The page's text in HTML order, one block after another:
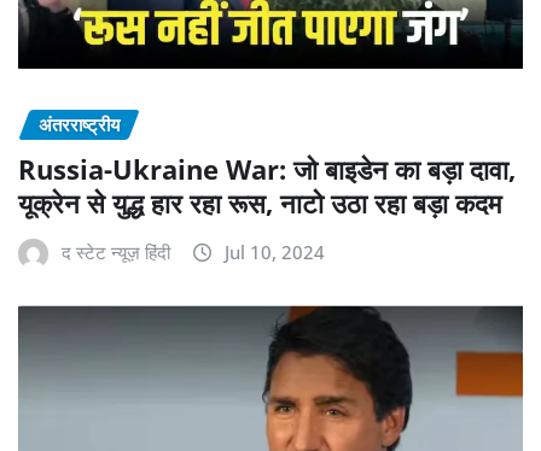
अंतरराष्ट्रीय
Russia-Ukraine War: जो बाइडेन का बड़ा दावा,
यूक्रेन से युद्ध हार रहा रूस, नाटो उठा रहा बड़ा कदम
द स्टेट न्यूज़ हिंदी Jul 10, 2024